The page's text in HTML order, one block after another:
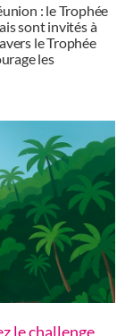
: le Trophée
sont invités à
le Trophée
les
le challenge